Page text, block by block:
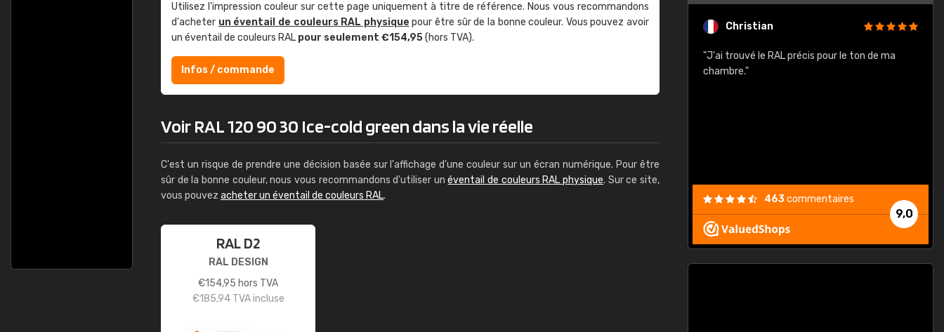
Utilisez l'impression couleur sur cette page uniquement à titre de référence. Nous vous recommandons
d'acheter un éventail de couleurs RAL physique pour être sûr de la bonne couleur. Vous pouvez avoir
un éventail de couleurs RAL pour seulement €154,95(hors TVA).
Infos / commande
Voir RAL 120 90 30 Ice-cold green dans la vie réelle
C'est un risque de prendre une décision basée sur l'affichage d'une couleur sur un écran numérique. Pour être
sûr de la bonne couleur, nous vous recommandons d'utiliser unéventail de couleurs RAL physique. Sur ce site,
vous pouvez acheter un éventail de couleurs RAL.
RAL D2
RAL DESIGN
€154,95 hors TVA
€185,94TVA incluse
Guillaume Euvrard Christian
"J'ai trouvé le RAL précis pour le ton de ma
chambre."
9,0
463commentaires